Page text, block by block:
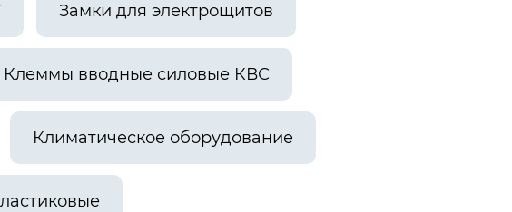
Замки для электрощитов
Клеммы вводные силовые КВС
Климатическое оборудование